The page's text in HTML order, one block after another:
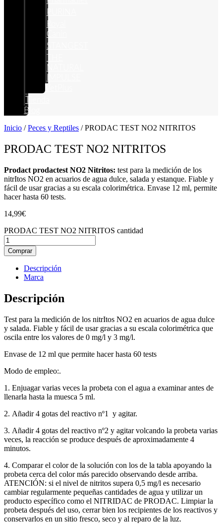
PURINA
Royal
Canin
STANGEST
NATURAL
Blog
Inicio /Peces y Reptiles / PRODAC TEST NO2 NITRITOS
PRODAC TEST NO2 NITRITOS
Prodact prodactest NO2 Nitritos: test para la medición de los
nitrItos NO2 en acuarios de agua dulce, salada y estanque. Fiable y
fácil de usar gracias a su escala colorimétrica. Envase 12 ml, permite
hacer hasta 60 tests.
14,99€
PRODAC TEST NO2 NITRITOS cantidad
Comprar
Descripción
Marca
Descripción
Test para la medición de los nitrItos NO2 en acuarios de agua dulce
y salada. Fiable y fácil de usar gracias a su escala colorimétrica que
oscila entre los valores de 0 mg/l y 3 mg/l.
Envase de 12 ml que permite hacer hasta 60 tests
Modo de empleo:.
1. Enjuagar varias veces la probeta con el agua a examinar antes de
llenarla hasta la muesca 5 ml.
2. Añadir 4 gotas del reactivo nº1 y agitar.
3. Añadir 4 gotas del reactivo nº2 y agitar volcando la probeta varias
veces, la reacción se produce después de aproximadamente 4
minutos.
4. Comparar el color de la solución con los de la tabla apoyando la
probeta cerca del color más parecido observando desde arriba.
ATENCIÓN: si el nivel de nitritos supera 0,5 mg/l es necesario
cambiar regularmente pequeñas cantidades de agua y utilizar un
producto específico como el NITRIDAC de PRODAC. Limpiar la
probeta después del uso, cerrar bien los recipientes de los reactivos y
conservarlos en un sitio fresco, seco y al reparo de la luz.